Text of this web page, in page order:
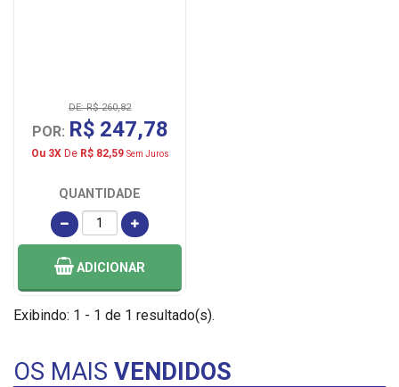
DE: R$ 260,82
POR: R$ 247,78
Ou 3XDe R$ 82,59 Sem Juros
QUANTIDADE
ADICIONAR
Exibindo: 1 - 1 de 1 resultado(s).
OS MAIS VENDIDOS